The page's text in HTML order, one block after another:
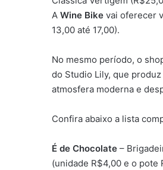
A Wine Bike vai oferecer
13,00 até 17,00).
No mesmo período, o
do Studio Lily, que produz
atmosfera moderna e
Confira abaixo a lista
É de Chocolate –
(unidade R$4,00 e o pote